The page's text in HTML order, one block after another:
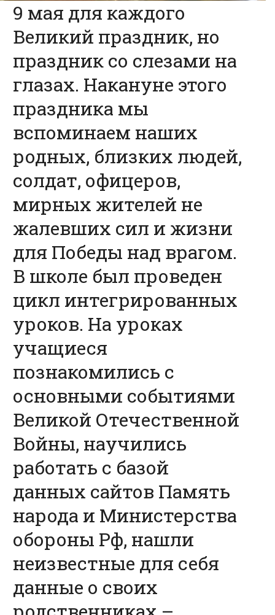
9 мая для каждого
Великий праздник, но
праздник со слезами на
глазах. Накануне этого
праздника мы
вспоминаем наших
родных, близких людей,
солдат, офицеров,
мирных жителей не
жалевших сил и жизни
для Победы над врагом.
В школе был проведен
цикл интегрированных
уроков. На уроках
учащиеся
познакомились с
основными событиями
Великой Отечественной
Войны, научились
работать с базой
данных сайтов Память
народа и Министерства
обороны Рф, нашли
неизвестные для себя
данные о своих